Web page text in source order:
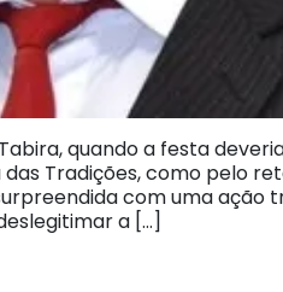
quando a festa
Tradições, como pelo
com uma
a […]